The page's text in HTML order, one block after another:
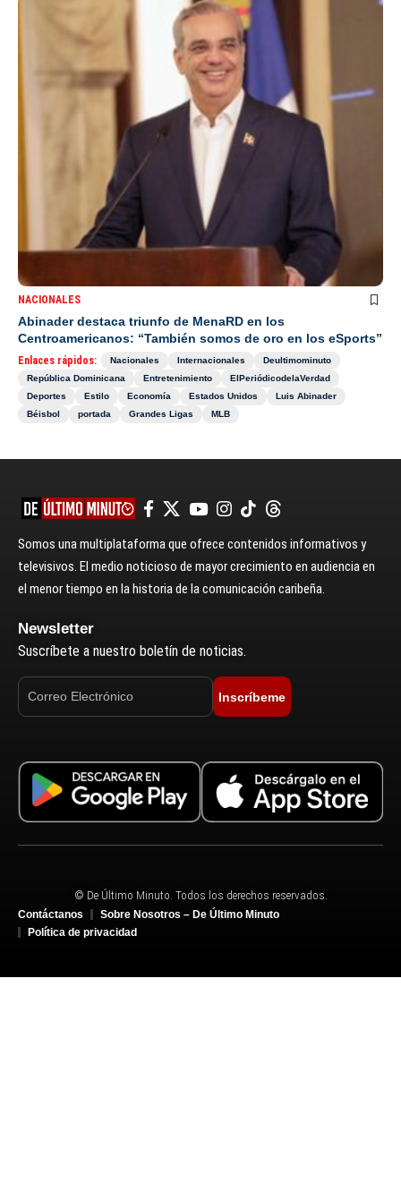
NACIONALES
Abinader destaca triunfo de MenaRD en los
Centroamericanos: “También somos de oro en los eSports”
Enlaces rápidos: Nacionales Internacionales
Deultimominuto
República Dominicana
Entretenimiento
ElPeriódicodelaVerdad
Deportes
Estilo Economía Estados Unidos
Luis Abinader
Béisbol
portada Grandes Ligas MLB
Somos una multiplataforma que ofrece contenidos informativos y
televisivos. El medio noticioso de mayor crecimiento en audiencia en
el menor tiempo en la historia de la comunicación caribeña.
Newsletter
Suscríbete a nuestro boletín de noticias.
Inscríbeme
© De Último Minuto. Todos los derechos reservados.
Contáctanos
Sobre Nosotros – De Último Minuto
Política de privacidad